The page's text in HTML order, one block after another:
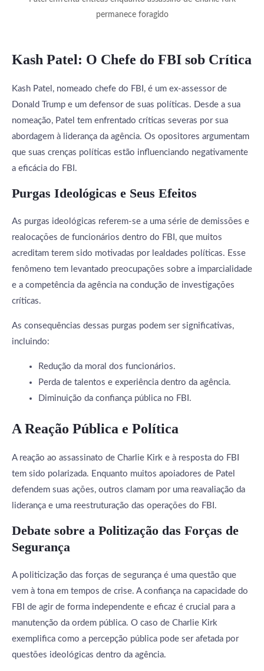
permanece foragido
Kash Patel: O Chefe do FBI sob Crítica
Kash Patel, nomeado chefe do FBI, é um ex-assessor de
Donald Trump e um defensor de suas políticas. Desde a sua
nomeação, Patel tem enfrentado críticas severas por sua
abordagem à liderança da agência. Os opositores argumentam
que suas crenças políticas estão influenciando negativamente
a eficácia do FBI.
Purgas Ideológicas e Seus Efeitos
As purgas ideológicas referem-se a uma série de demissões e
realocações de funcionários dentro do FBI, que muitos
acreditam terem sido motivadas por lealdades políticas. Esse
fenômeno tem levantado preocupações sobre a imparcialidade
e a competência da agência na condução de investigações
críticas.
As consequências dessas purgas podem ser significativas,
incluindo:
Redução da moral dos funcionários.
Perda de talentos e experiência dentro da agência.
Diminuição da confiança pública no FBI.
A Reação Pública e Política
A reação ao assassinato de Charlie Kirk e à resposta do FBI
tem sido polarizada. Enquanto muitos apoiadores de Patel
defendem suas ações, outros clamam por uma reavaliação da
liderança e uma reestruturação das operações do FBI.
Debate sobre a Politização das Forças de
Segurança
A politicização das forças de segurança é uma questão que
vem à tona em tempos de crise. A confiança na capacidade do
FBI de agir de forma independente e eficaz é crucial para a
manutenção da ordem pública. O caso de Charlie Kirk
exemplifica como a percepção pública pode ser afetada por
questões ideológicas dentro da agência.